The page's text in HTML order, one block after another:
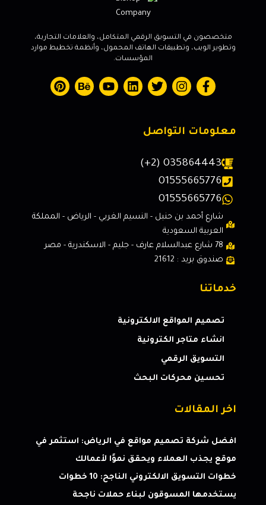
متخصصون في التسويق الرقمي المتكامل، والعلامات التجارية،
وتطوير الويب، وتطبيقات الهاتف المحمول، وأنظمة تخطيط موارد
المؤسسات.
معلومات التواصل
(+2) 035864443
01555665776
01555665776
شارع أحمد بن حنبل - النسيم الغربي - الرياض - المملكة
العربية السعودية
78 شارع عبدالسلام عارف - جليم - الاسكندرية - مصر
صندوق بريد : 21612
خدماتنا
تصميم المواقع الالكترونية
انشاء متاجر الكترونية
التسويق الرقمي
تحسين محركات البحث
اخر المقالات
افضل شركة تصميم مواقع في الرياض: استثمر في
موقع يجذب العملاء ويحقق نموًا لأعمالك
خطوات التسويق الالكتروني الناجح: 10 خطوات
يستخدمها المسوقون لبناء حملات ناجحة